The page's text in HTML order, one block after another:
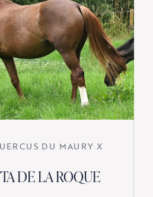
DU MAURY X
DE LA ROQUE